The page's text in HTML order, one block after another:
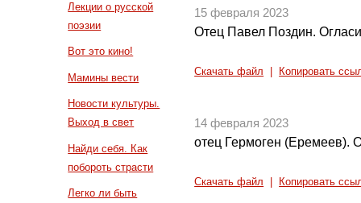
Лекции о русской
поэзии
Вот это кино!
Мамины вести
Новости культуры.
Выход в свет
Найди себя. Как
побороть страсти
Легко ли быть
15 февраля 2023
Отец Павел Поздин.
Скачать файл Копировать
14 февраля 2023
отец Гермоген (Еремеев).
Скачать файл Копировать